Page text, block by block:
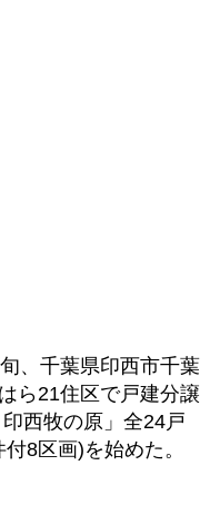
、千葉県印西市千葉
ら21住区で戸建分譲
西牧の原」全24戸
8区画)を始めた。